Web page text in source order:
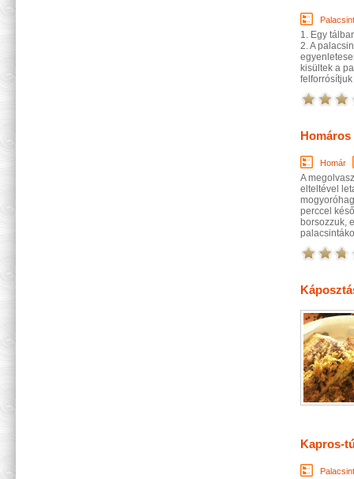
1. Egy
2. A
kisültek a
Homár
A
elteltével
perccel
borsozzuk,
Kapros-